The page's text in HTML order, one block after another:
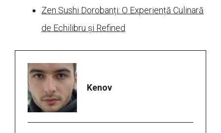
Zen Sushi Dorobanți: O Experiență Culinară
de Echilibru și Refined
Kenov